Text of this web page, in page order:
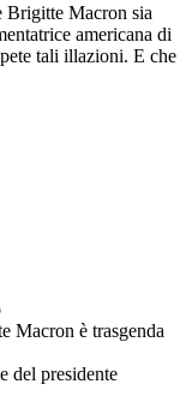
Brigitte Macron sia
americana di
tali illazioni. E che
Macron è trasgenda
del presidente